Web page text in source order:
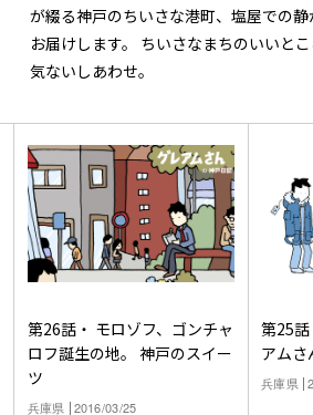
が綴る神戸のちいさな港町、塩屋での
お届けします。 ちいさなまちのいいと
気ないしあわせ。
第26話・ モロゾフ、ゴンチャ
ロフ誕生の地。 神戸のスイー
ツ
兵庫県 2016/03/25
第25
アムさ
兵庫県